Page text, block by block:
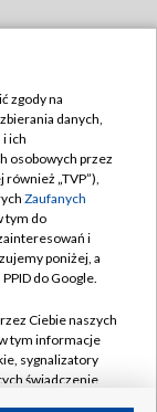
zgody na
danych,
ich
osobowych przez
również „TVP”),
Zaufanych
tym do
i
poniżej, a
do Google.
Ciebie naszych
tym informacje
sygnalizatory
świadczenie